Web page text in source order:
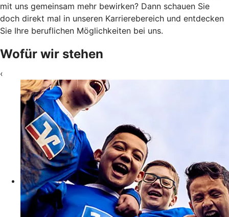
mit uns gemeinsam mehr bewirken? Dann schauen Sie
doch direkt mal in unseren Karrierebereich und entdecken
Sie Ihre beruflichen Möglichkeiten bei uns.
Wofür wir stehen
‹